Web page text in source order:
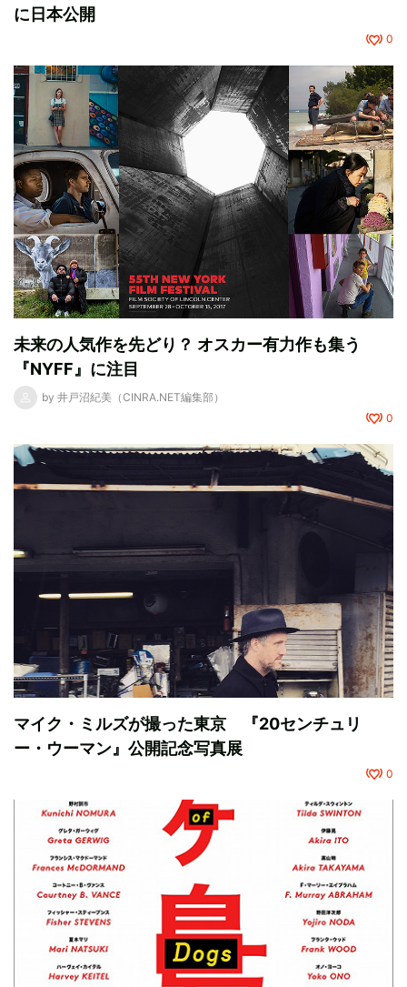
に日本公開
0
未来の人気作を先どり？ オスカー有力作も集う
『NYFF』に注目
by 井戸沼紀美（CINRA.NET編集部）
0
マイク・ミルズが撮った東京 『20センチュリ
ー・ウーマン』公開記念写真展
0